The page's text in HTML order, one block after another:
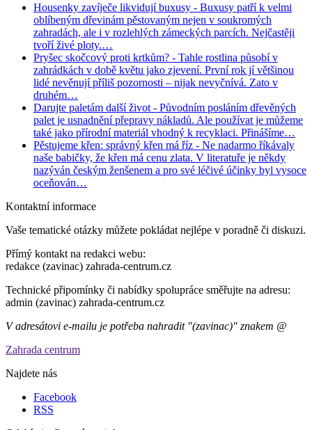
Housenky zavíječe likvidují buxusy - Buxusy patří k velmi
oblíbeným dřevinám pěstovaným nejen v soukromých
zahradách, ale i v rozlehlých zámeckých parcích. Nejčastěji
tvoří živé ploty.…
Pryšec skočcový proti krtkům? - Tahle rostlina působí v
zahrádkách v době květu jako zjevení. První rok jí většinou
lidé nevěnují příliš pozornosti – nijak nevyčnívá. Zato v
druhém…
Darujte paletám další život - Původním posláním dřevěných
palet je usnadnění přepravy nákladů. Ale používat je můžeme
také jako přírodní materiál vhodný k recyklaci. Přinášíme…
Pěstujeme křen: správný křen má říz - Ne nadarmo říkávaly
naše babičky, že křen má cenu zlata. V literatuře je někdy
nazýván českým ženšenem a pro své léčivé účinky byl vysoce
oceňován…
Kontaktní informace
Vaše tematické otázky můžete pokládat nejlépe v poradně či diskuzi.
Přímý kontakt na redakci webu:
redakce (zavinac) zahrada-centrum.cz
Technické připomínky či nabídky spolupráce směřujte na adresu:
admin (zavinac) zahrada-centrum.cz
V adresátovi e-mailu je potřeba nahradit "(zavinac)" znakem @
Zahrada centrum
Najdete nás
Facebook
RSS